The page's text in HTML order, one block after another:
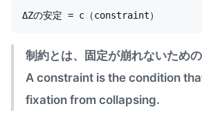
制約とは、固定が崩れないための
A constraint is the condition
fixation from collapsing.